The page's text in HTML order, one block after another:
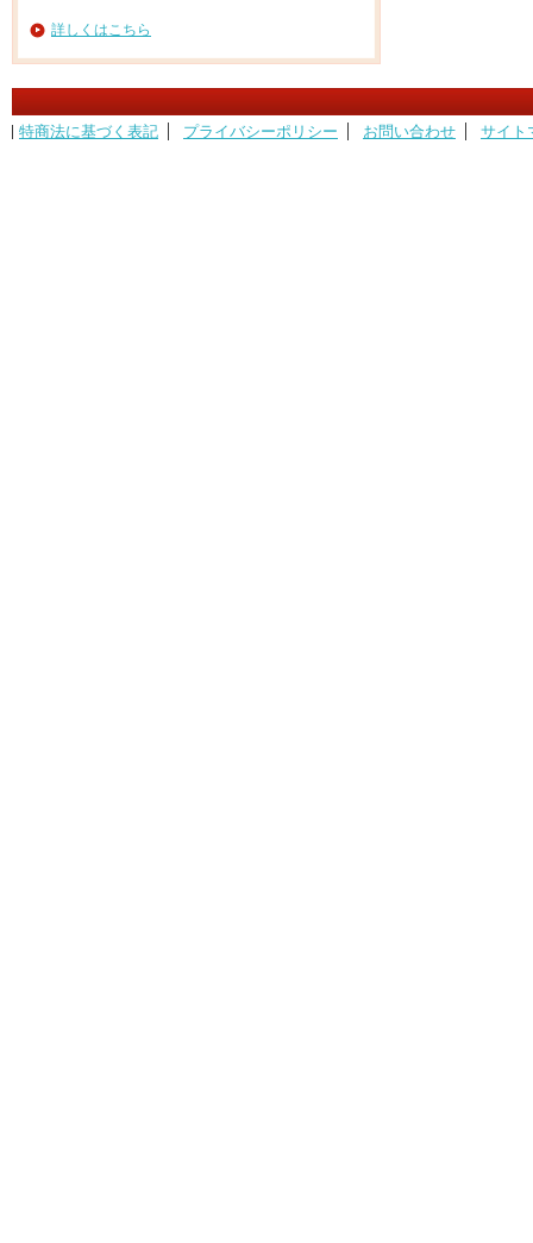
詳しくはこちら
特商法に基づく表記 プライバシーポリシー お問い合わせ サイト